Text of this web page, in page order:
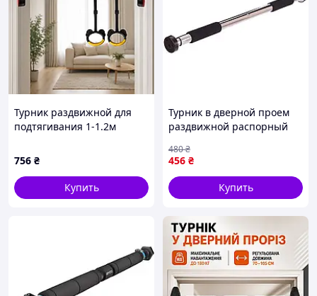
Турник раздвижной для
подтягивания 1-1.2м
756 ₴
Купить
Турник в дверной проем
раздвижной распорный
100см хром
456 ₴
480₴
Купить